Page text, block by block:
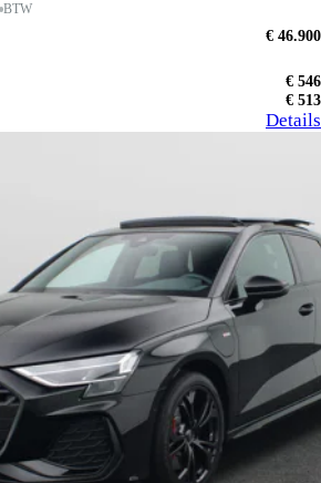
BTW
€ 46.900
€ 546
€ 513
Details